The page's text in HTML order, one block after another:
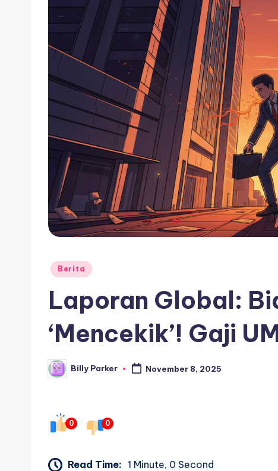
Posted
Berita
Laporan Global:
‘Mencekik’! Gaji
Posted
by
Billy Parker November 8, 2025
0 0
Read Time: 1 Minute, 0 Second